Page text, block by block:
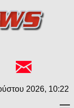
2026, 10:22